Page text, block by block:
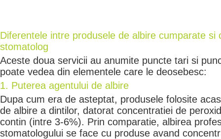
Diferentele intre produsele de albire cumparate si
stomatolog
Aceste doua servicii au anumite puncte tari si
poate vedea din elementele care le deosebesc:
1. Puterea agentului de albire
Dupa cum era de asteptat, produsele folosite
de albire a dintilor, datorat concentratiei de
contin (intre 3-6%). Prin comparatie, albirea
stomatologului se face cu produse avand